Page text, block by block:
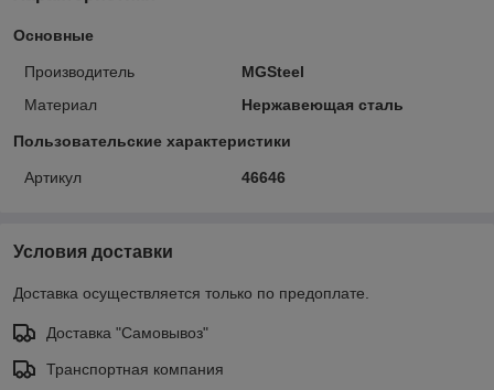
Основные
Производитель
MGSteel
Материал
Нержавеющая сталь
Пользовательские характеристики
Артикул 46646
Условия доставки
Доставка осуществляется только по предоплате.
Доставка "Самовывоз"
Транспортная компания